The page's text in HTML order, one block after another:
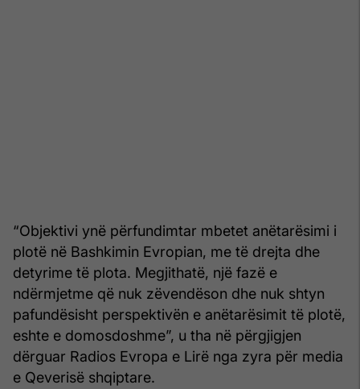
“Objektivi ynë përfundimtar mbetet anëtarësimi i
plotë në Bashkimin Evropian, me të drejta dhe
detyrime të plota. Megjithatë, një fazë e
ndërmjetme që nuk zëvendëson dhe nuk shtyn
pafundësisht perspektivën e anëtarësimit të plotë,
eshte e domosdoshme”, u tha në përgjigjen
dërguar Radios Evropa e Lirë nga zyra për media
e Qeverisë shqiptare.